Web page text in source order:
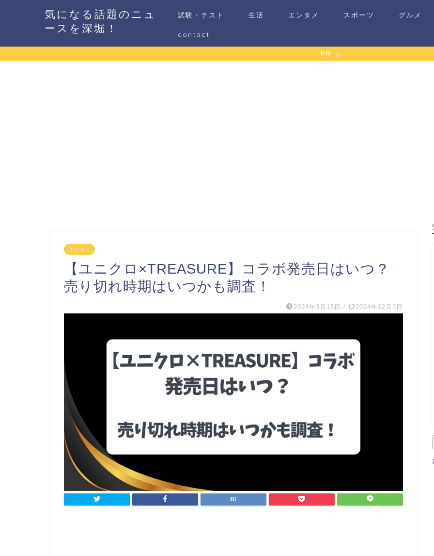
気になる話題のニュ
ースを深堀！
試験・テスト 生活 エンタメ スポーツ グルメ
contact
PR
エンタメ
【ユニクロ×TREASURE】コラボ発売日はいつ？
売り切れ時期はいつかも調査！
2024年3月15日 / 2024年12月3日